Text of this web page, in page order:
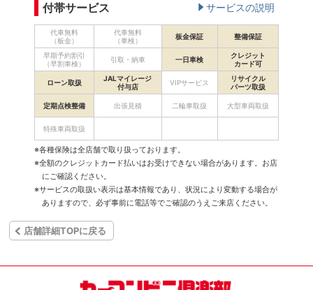
付帯サービス サービスの説明
代車無料
（板金）
代車無料
（車検）
板金保証 整備保証
早期予約割引
（早割車検）
引取・納車 一日車検
クレジット
カード可
ローン取扱
JALマイレージ
付与店
VIPサービス
リサイクル
パーツ取扱
定期点検整備 出張見積 二輪車取扱 大型車両取扱
特殊車両取扱
※各種保険は全店舗で取り扱っております。
※全額のクレジットカード払いはお受けできない場合があります。お店
にご確認ください。
※サービスの取扱い表示は基本情報であり、状況により変動する場合が
ありますので、必ず事前に電話等でご確認のうえご来店ください。
店舗詳細TOPに戻る